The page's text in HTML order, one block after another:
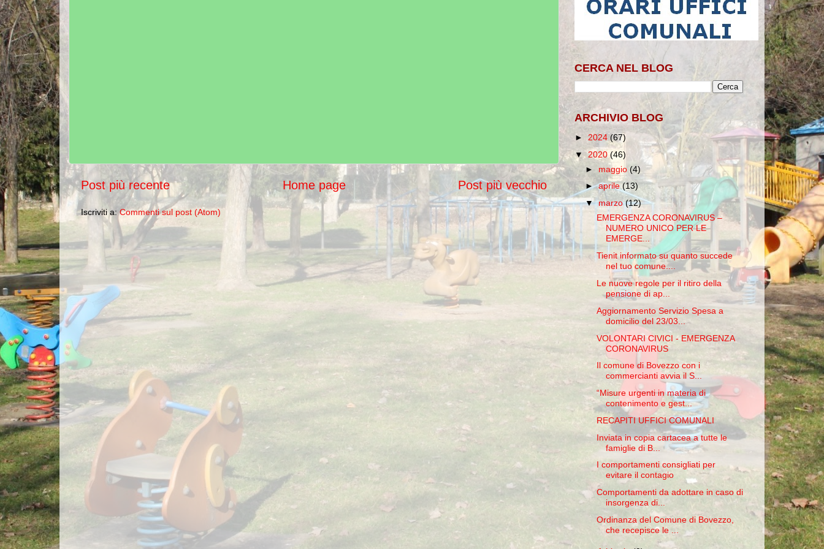
Post più recente Post più vecchio
Home page
Iscriviti a:Commenti sul post (Atom)
CERCA NEL BLOG
ARCHIVIO BLOG
► 2024(67)
▼2020 (46)
► maggio(4)
►aprile(13)
▼marzo(12)
EMERGENZA CORONAVIRUS –
NUMERO UNICO PER LE
EMERGE...
Tienit informato su quanto succede
nel tuo comune....
Le nuove regole per il ritiro della
pensione di ap...
Aggiornamento Servizio Spesa a
domicilio del 23/03...
VOLONTARI CIVICI - EMERGENZA
CORONAVIRUS
Il comune di Bovezzo con i
commercianti avvia il S...
“Misure urgenti in materia di
contenimento e gest...
RECAPITI UFFICI COMUNALI
Inviata in copia cartacea a tutte le
famiglie di B...
I comportamenti consigliati per
evitare il contagio
Comportamenti da adottare in caso di
insorgenza di...
Ordinanza del Comune di Bovezzo,
che recepisce le ...